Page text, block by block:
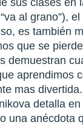
al grano”),
es también
que se
demuestran
aprendimos
mas divertida.
detalla
una anécdota